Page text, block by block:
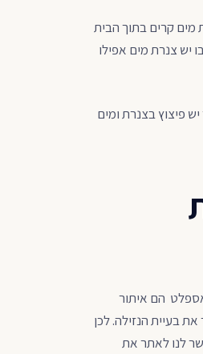
מים קרים בתוך הבית
יש צנרת מים אפילו
פיצוץ בצנרת ומים
אספלט הם איתור
בעיית הנזילה. לכן
לנו לאתר את